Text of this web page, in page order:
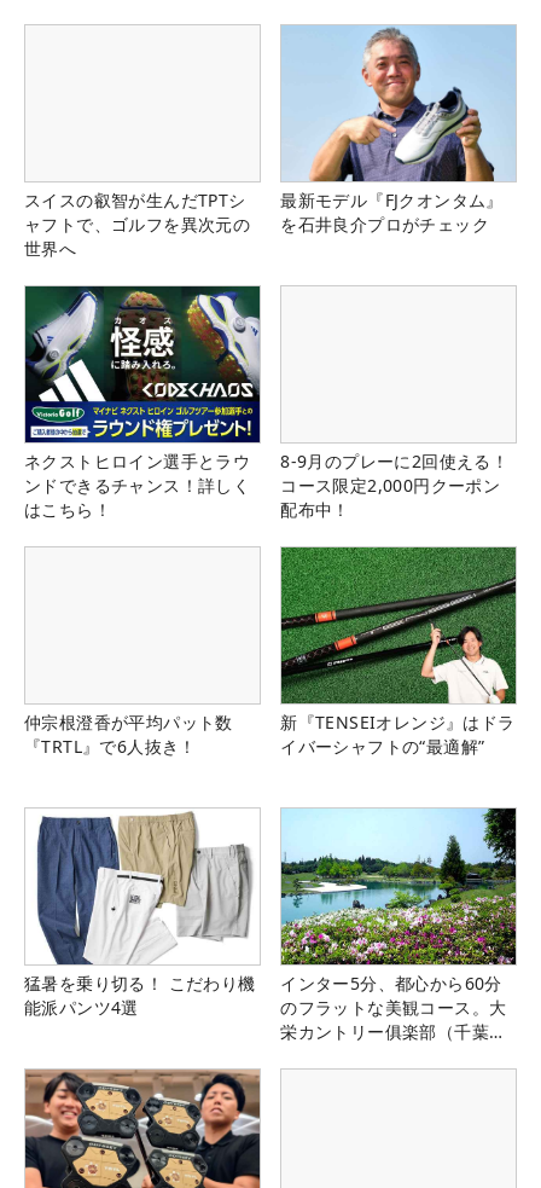
スイスの叡智が生んだTPTシ
ャフトで、ゴルフを異次元の
世界へ
最新モデル『FJクオンタム』
を石井良介プロがチェック
ネクストヒロイン選手とラウ
ンドできるチャンス！詳しく
はこちら！
8-9月のプレーに2回使える！
コース限定2,000円クーポン
配布中！
仲宗根澄香が平均パット数
『TRTL』で6人抜き！
新『TENSEIオレンジ』はドラ
イバーシャフトの“最適解”
猛暑を乗り切る！ こだわり機
能派パンツ4選
インター5分、都心から60分
のフラットな美観コース。大
栄カントリー俱楽部（千葉